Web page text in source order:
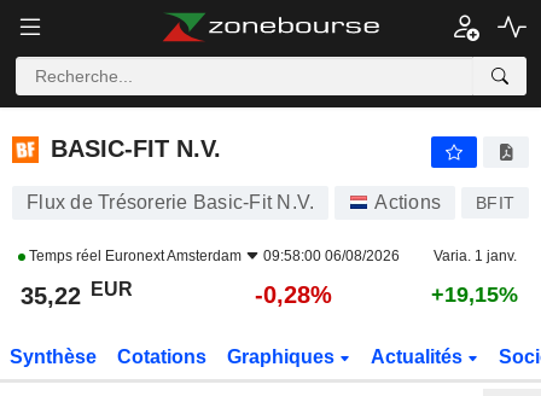
BASIC-FIT N.V.
BASIC-FIT N.V.
Flux de Trésorerie Basic-Fit N.V. Actions BFIT
Temps réel Euronext Amsterdam 09:58:00 06/08/2026 Varia. 1 janv.
35,22 EUR -0,28% +19,15%
Synthèse Cotations Graphiques Actualités